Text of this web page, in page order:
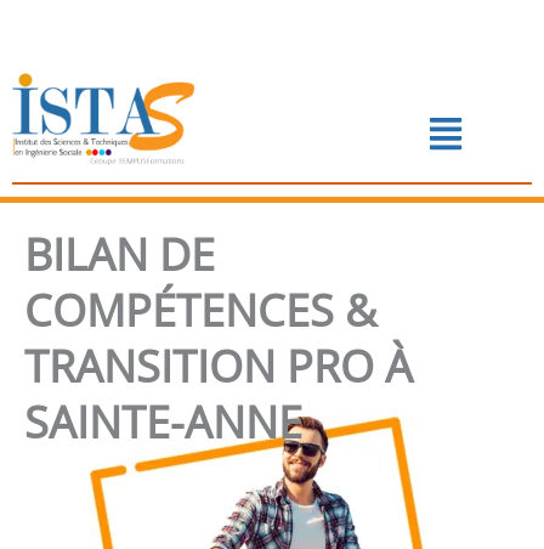
contenu
Menu
📅 PRENDRE RENDEZ-VOUS
BILAN DE
COMPÉTENCES &
TRANSITION PRO À
SAINTE-ANNE